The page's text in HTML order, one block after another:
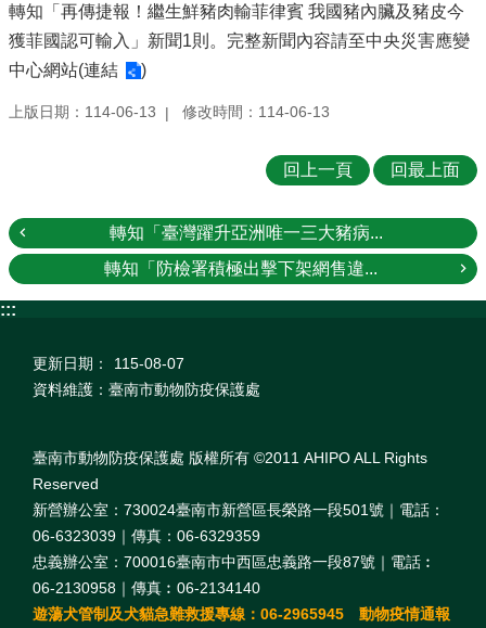
轉知「再傳捷報！繼生鮮豬肉輸菲律賓 我國豬內臟及豬皮今
獲菲國認可輸入」新聞1則。完整新聞內容請至中央災害應變
中心網站(連結 )
上版日期：114-06-13 修改時間：114-06-13
回上一頁 回最上面
轉知「臺灣躍升亞洲唯一三大豬病...
轉知「防檢署積極出擊下架網售違...
:::
更新日期：
115-08-07
資料維護：臺南市動物防疫保護處
臺南市動物防疫保護處 版權所有 ©2011 AHIPO ALL Rights
Reserved
新營辦公室：730024臺南市新營區長榮路一段501號｜電話：
06-6323039｜傳真：06-6329359
忠義辦公室：700016臺南市中西區忠義路一段87號｜電話︰
06-2130958｜傳真︰06-2134140
遊蕩犬管制及犬貓急難救援專線：06-2965945 動物疫情通報